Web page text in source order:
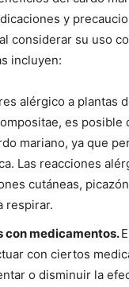
y
considerar su uso
incluyen:
alérgico a plantas
es posible
mariano, ya que
Las reacciones
cutáneas,
respirar.
con medicamentos.
con ciertos
o disminuir la